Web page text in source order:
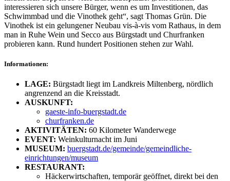
interessieren sich unsere Bürger, wenn es um Investitionen, das
Schwimmbad und die Vinothek geht“, sagt Thomas Grün. Die
Vinothek ist ein gelungener Neubau vis-à-vis vom Rathaus, in dem
man in Ruhe Wein und Secco aus Bürgstadt und Churfranken
probieren kann. Rund hundert Positionen stehen zur Wahl.
Informationen:
LAGE: Bürgstadt liegt im Landkreis Miltenberg, nördlich
angrenzend an die Kreisstadt.
AUSKUNFT:
gaeste-info-buergstadt.de
churfranken.de
AKTIVITÄTEN: 60 Kilometer Wanderwege
EVENT: Weinkulturnacht im Juni
MUSEUM: buergstadt.de/gemeinde/gemeindliche-
einrichtungen/museum
RESTAURANT:
Häckerwirtschaften, temporär geöffnet, direkt bei den